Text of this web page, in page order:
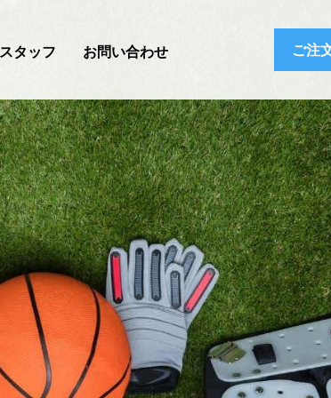
スタッフ お問い合わせ ご注